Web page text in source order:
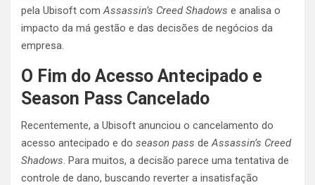
pela Ubisoft comAssassin’s Creed Shadows e analisa o
impacto da má gestão e das decisões de negócios da
empresa.
O Fim do Acesso Antecipado e
Season Pass Cancelado
Recentemente, a Ubisoft anunciou o cancelamento do
acesso antecipado e do season pass deAssassin’s Creed
Shadows. Para muitos, a decisão parece uma tentativa de
controle de dano, buscando reverter a insatisfação